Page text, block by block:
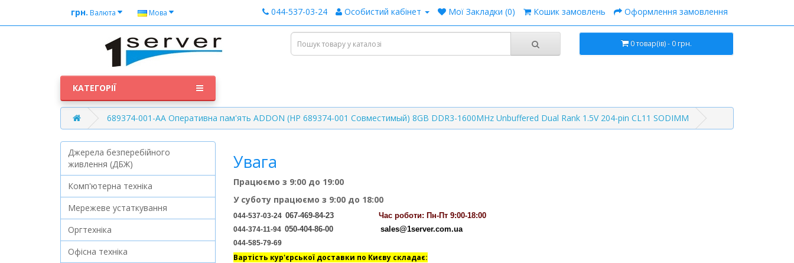
грн. Валюта Мова 044-537-03-24 Особистий кабінет Мої Закладки (0) Кошик замовлень Оформлення замовлення
0 товар(ів) - 0 грн.
КАТЕГОРІЇ
689374-001-AA Оперативна пам'ять ADDON (HP 689374-001 Совместимый) 8GB DDR3-1600MHz Unbuffered Dual Rank 1.5V 204-pin CL11 SODIMM
Джерела безперебійного
живлення (ДБЖ)
Комп'ютерна техніка
Мережеве устаткування
Оргтехніка
Офісна техніка
Увага
Працюємо з 9:00 до 19:00
У суботу працюємо з 9:00 до 18:00
044-537-03-24 067-469-84-23 Часроботи: Пн-Пт 9:00-18:00
044-374-11-94 050-404-86-00 sales@1server.com.ua
044-585-79-69
Вартість кур'єрської доставки по Києву складає: